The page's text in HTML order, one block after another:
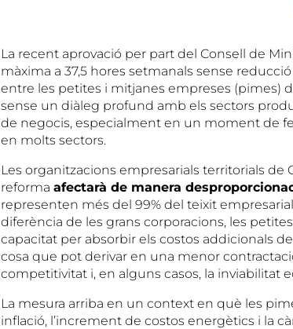
La recent aprovació per part del Consell de
màxima a 37,5 hores setmanals sense
entre les petites i mitjanes empreses (pimes)
sense un diàleg profund amb els sectors
de negocis, especialment en un moment de
en molts sectors.
Les organitzacions empresarials territorials de
reforma afectarà de manera
representen més del 99% del teixit
diferència de les grans corporacions, les
capacitat per absorbir els costos addicionals
cosa que pot derivar en una menor
competitivitat i, en alguns casos, la inviabilitat
La mesura arriba en un context en què les
inflació, l’increment de costos energètics i la